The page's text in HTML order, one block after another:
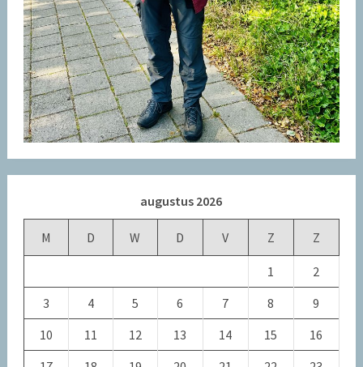
augustus 2026
M D W D V Z Z
1
2
3
4 5 6 7 8
9
10
11 12 13 14 15
16